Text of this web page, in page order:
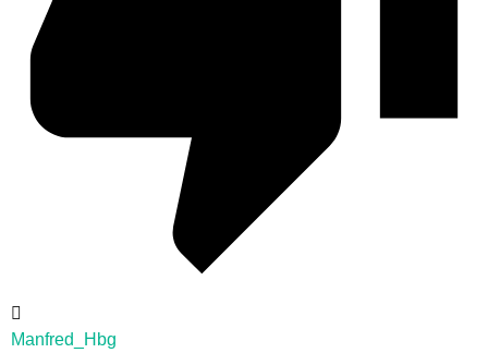
Manfred_Hbg